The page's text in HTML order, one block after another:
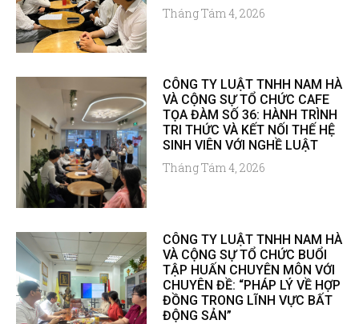
Tháng Tám 4, 2026
CÔNG TY LUẬT TNHH NAM HÀ
VÀ CỘNG SỰ TỔ CHỨC CAFE
TỌA ĐÀM SỐ 36: HÀNH TRÌNH
TRI THỨC VÀ KẾT NỐI THẾ HỆ
SINH VIÊN VỚI NGHỀ LUẬT
Tháng Tám 4, 2026
CÔNG TY LUẬT TNHH NAM HÀ
VÀ CỘNG SỰ TỔ CHỨC BUỔI
TẬP HUẤN CHUYÊN MÔN VỚI
CHUYÊN ĐỀ: “PHÁP LÝ VỀ HỢP
ĐỒNG TRONG LĨNH VỰC BẤT
ĐỘNG SẢN”